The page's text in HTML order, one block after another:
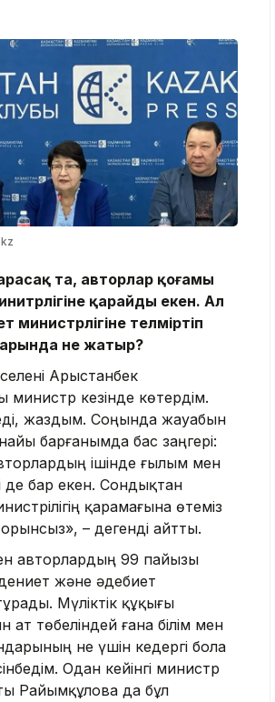
та, авторлар қоғамы
қарайды екен. Ал
министрлігіне телміртіп
не жатыр?
Арыстанбек
министр кезінде көтердім.
жаздым. Соңында жауабын
барғанымда бас заңгері:
ішінде ғылым мен
де бар екен. Сондықтан
қарамағына өтеміз
орынсыз», – дегенді айтты.
авторлардың 99 пайызы
және әдебиет
Мүліктік құқығы
ат төбеліндей ғана білім мен
не үшін кедергі бола
Одан кейінгі министр
Райымқұлова да бұл